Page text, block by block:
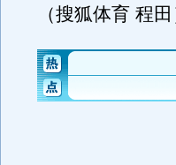
（搜狐体育 程田